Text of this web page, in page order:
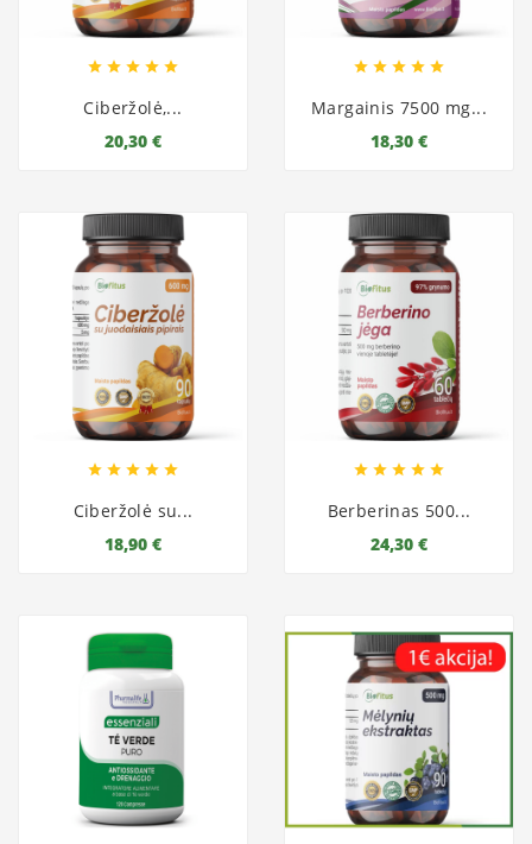
    
Ciberžolė,...
20,30 €
    
Margainis 7500 mg...
18,30 €
    
Ciberžolė su...
18,90 €
    
Berberinas 500...
24,30 €